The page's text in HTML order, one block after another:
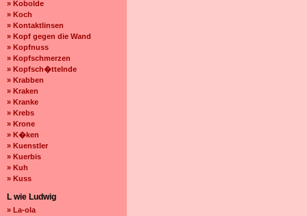
» Kobolde
» Koch
» Kontaktlinsen
» Kopf gegen die Wand
» Kopfnuss
» Kopfschmerzen
» Kopfsch�ttelnde
» Krabben
» Kraken
» Kranke
» Krebs
» Krone
» K�ken
» Kuenstler
» Kuerbis
» Kuh
» Kuss
L wie Ludwig
» La-ola